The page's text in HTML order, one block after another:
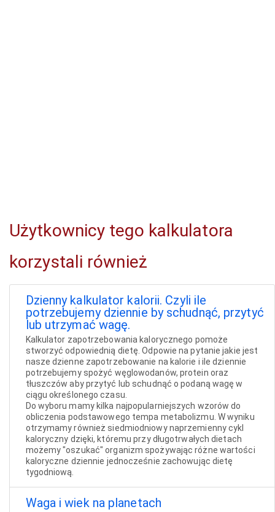
Użytkownicy tego kalkulatora
korzystali również
Dzienny kalkulator kalorii. Czyli ile
potrzebujemy dziennie by schudnąć, przytyć
lub utrzymać wagę.
Kalkulator zapotrzebowania kalorycznego pomoże
stworzyć odpowiednią dietę. Odpowie na pytanie jakie jest
nasze dzienne zapotrzebowanie na kalorie i ile dziennie
potrzebujemy spożyć węglowodanów, protein oraz
tłuszczów aby przytyć lub schudnąć o podaną wagę w
ciągu określonego czasu.
Do wyboru mamy kilka najpopularniejszych wzorów do
obliczenia podstawowego tempa metabolizmu. W wyniku
otrzymamy również siedmiodniowy naprzemienny cykl
kaloryczny dzięki, któremu przy długotrwałych dietach
możemy "oszukać" organizm spożywając różne wartości
kaloryczne dziennie jednocześnie zachowując dietę
tygodniową.
Waga i wiek na planetach